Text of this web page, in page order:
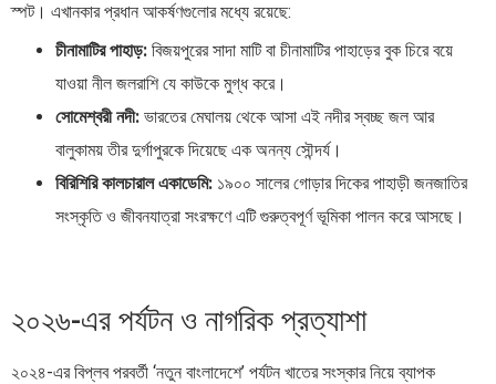
স্পট। এখানকার প্রধান আকর্ষণগুলোর মধ্যে রয়েছে:
চীনামাটির পাহাড়: বিজয়পুরের সাদা মাটি বা চীনামাটির পাহাড়ের বুক চিরে বয়ে
যাওয়া নীল জলরাশি যে কাউকে মুগ্ধ করে।
সোমেশ্বরী নদী: ভারতের মেঘালয় থেকে আসা এই নদীর স্বচ্ছ জল আর
বালুকাময় তীর দুর্গাপুরকে দিয়েছে এক অনন্য সৌন্দর্য।
বিরিশিরি কালচারাল একাডেমি: ১৯০০ সালের গোড়ার দিকের পাহাড়ী জনজাতির
সংস্কৃতি ও জীবনযাত্রা সংরক্ষণে এটি গুরুত্বপূর্ণ ভূমিকা পালন করে আসছে।
২০২৬-এর পর্যটন ও নাগরিক প্রত্যাশা
২০২৪-এর বিপ্লব পরবর্তী ‘নতুন বাংলাদেশে’ পর্যটন খাতের সংস্কার নিয়ে ব্যাপক